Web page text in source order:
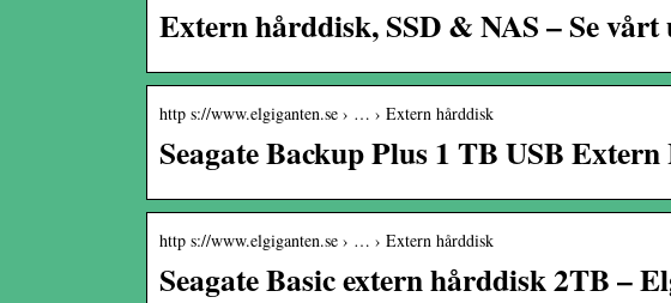
Extern hårddisk, SSD & NAS – Se
http s://www.elgiganten.se › … › Extern hårddisk
Seagate Backup Plus 1 TB USB
http s://www.elgiganten.se › … › Extern hårddisk
Seagate Basic extern hårddisk 2TB –